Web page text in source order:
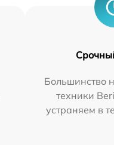
Большинство
техники
устраняем в